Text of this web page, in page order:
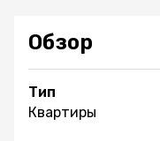
Обзор
Тип
Квартиры